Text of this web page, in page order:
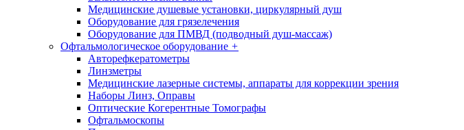
Медицинские душевые установки, циркулярный душ
Оборудование для грязелечения
Оборудование для ПМВД (подводный душ-массаж)
Офтальмологическое оборудование +
Авторефкератометры
Линзметры
Медицинские лазерные системы, аппараты для коррекции зрения
Наборы Линз, Оправы
Оптические Когерентные Томографы
Офтальмоскопы